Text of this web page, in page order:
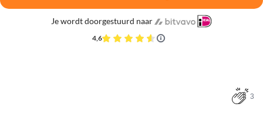
Je wordt doorgestuurd naar
4,6
3